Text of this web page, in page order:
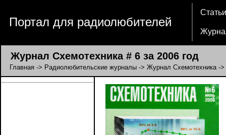
Портал для радиолюбителей
Статьи
Журнал Схемотехника # 6 за 2006 год
Главная -> Радиолюбительские журналы -> Журнал Схемотехника->